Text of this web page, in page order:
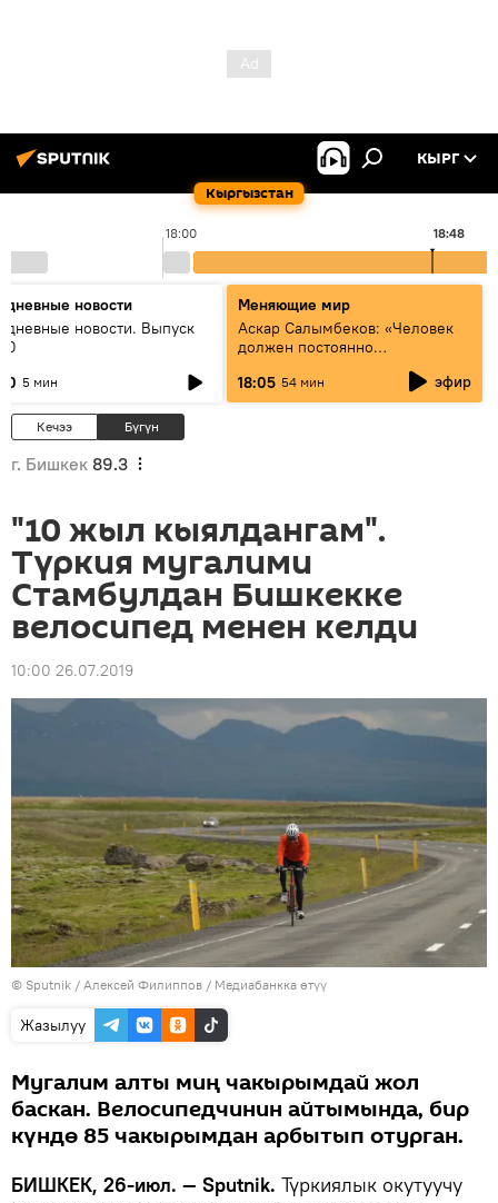
Кыргызстан
КЫРГ
18:00 18:48
новости
новости. Выпуск
5 мин
Меняющие мир
Аскар Салымбеков: «Человек
должен постоянно
18:05 54 мин эфир
Кечээ Бүгүн
г. Бишкек 89.3
"10 жыл кыялдангам".
Түркия мугалими
Стамбулдан Бишкекке
велосипед менен келди
10:00 26.07.2019
© Sputnik / Алексей Филиппов / Медиабанкка өтүү
Жазылуу
Мугалим алты миң чакырымдай жол
баскан. Велосипедчинин айтымында, бир
күндө 85 чакырымдан арбытып отурган.
БИШКЕК, 26-июл. — Sputnik. Түркиялык окутуучу